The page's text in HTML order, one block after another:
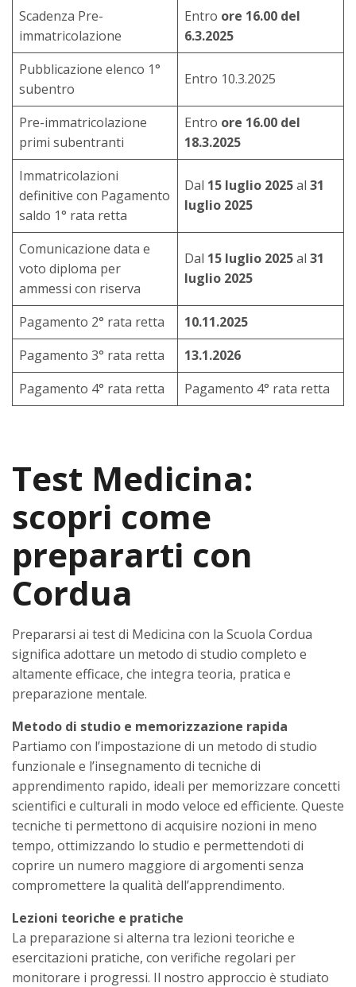
Scadenza Pre-
immatricolazione
Entro ore 16.00 del
6.3.2025
Pubblicazione elenco 1°
subentro
Entro 10.3.2025
Pre-immatricolazione
primi subentranti
Entro ore 16.00 del
18.3.2025
Immatricolazioni
definitive con Pagamento
saldo 1° rata retta
Dal 15 luglio 2025al 31
luglio 2025
Comunicazione data e
voto diploma per
ammessi con riserva
Dal 15 luglio 2025al 31
luglio 2025
Pagamento 2° rata retta
10.11.2025
Pagamento 3° rata retta
13.1.2026
Pagamento 4° rata retta
Pagamento 4° rata retta
Test Medicina:
scopri come
prepararti con
Cordua
Prepararsi ai test di Medicina con la Scuola Cordua
significa adottare un metodo di studio completo e
altamente efficace, che integra teoria, pratica e
preparazione mentale.
Metodo di studio e memorizzazione rapida
Partiamo con l’impostazione di un metodo di studio
funzionale e l’insegnamento di tecniche di
apprendimento rapido, ideali per memorizzare concetti
scientifici e culturali in modo veloce ed efficiente. Queste
tecniche ti permettono di acquisire nozioni in meno
tempo, ottimizzando lo studio e permettendoti di
coprire un numero maggiore di argomenti senza
compromettere la qualità dell’apprendimento.
Lezioni teoriche e pratiche
La preparazione si alterna tra lezioni teoriche e
esercitazioni pratiche, con verifiche regolari per
monitorare i progressi. Il nostro approccio è studiato